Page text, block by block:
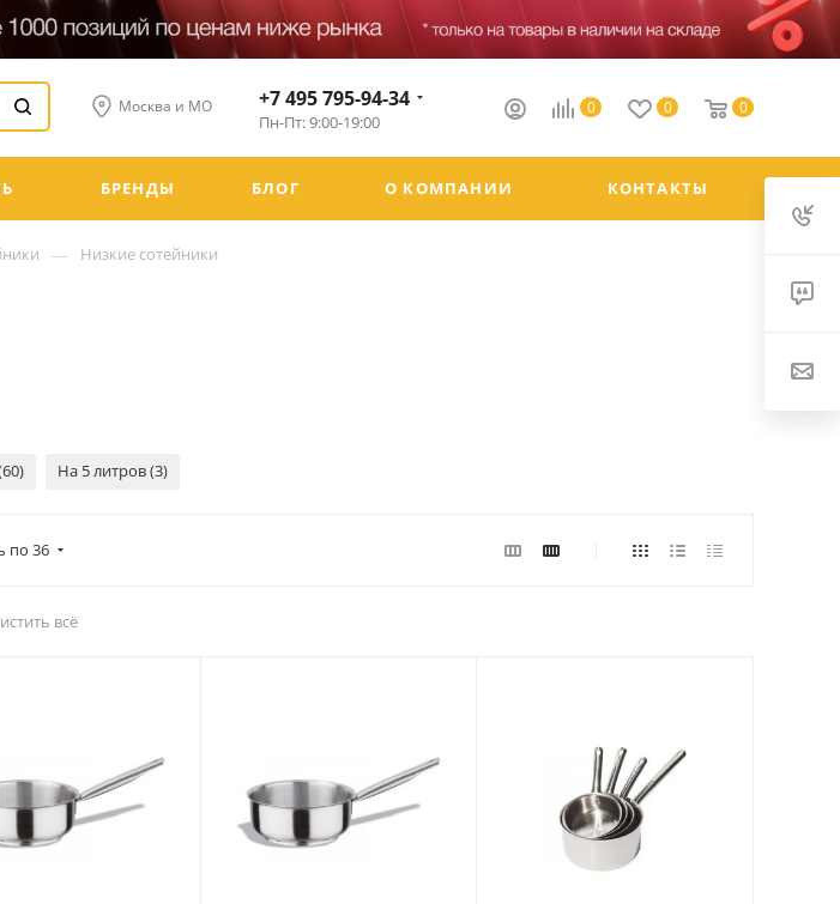
Москва и МО 0 0 0
+7 495 795-94-34
Пн-Пт: 9:00-19:00
БРЕНДЫ БЛОГ О КОМПАНИИ КОНТАКТЫ
— Низкие сотейники
На 5 литров (3)
по 36
всё